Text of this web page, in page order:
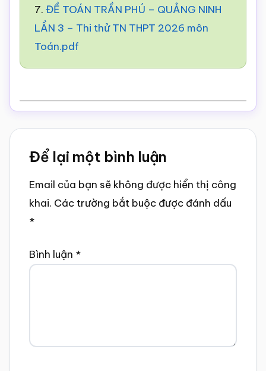
7. ĐỀ TOÁN TRẦN PHÚ – QUẢNG NINH
LẦN 3 – Thi thử TN THPT 2026 môn
Toán.pdf
Reader
Interactions
Để lại một bình luận
Email của bạn sẽ không được hiển thị công
khai. Các trường bắt buộc được đánh dấu
*
Bình luận *